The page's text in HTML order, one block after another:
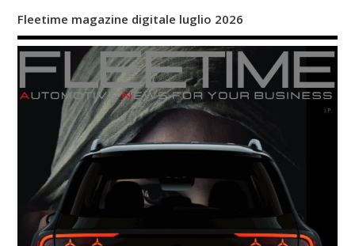
Fleetime magazine digitale luglio 2026